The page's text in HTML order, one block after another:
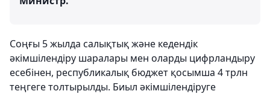
Соңғы 5 жылда салықтық және кедендік
әкімшілендіру шаралары мен оларды цифрландыру
есебінен, республикалық бюджет қосымша 4 трлн
теңгеге толтырылды. Биыл әкімшілендіруге